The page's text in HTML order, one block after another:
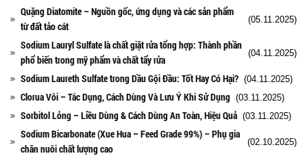
Quặng Diatomite – Nguồn gốc, ứng dụng và các sản phẩm
từ đất tảo cát
(05.11.2025)
Sodium Lauryl Sulfate là chất giặt rửa tổng hợp: Thành phần
phổ biến trong mỹ phẩm và chất tẩy rửa
(04.11.2025)
Sodium Laureth Sulfate trong Dầu Gội Đầu: Tốt Hay Có Hại? (04.11.2025)
Clorua Vôi – Tác Dụng, Cách Dùng Và Lưu Ý Khi Sử Dụng (03.11.2025)
Sorbitol Lỏng – Liều Dùng & Cách Dùng An Toàn, Hiệu Quả (03.11.2025)
Sodium Bicarbonate (Xue Hua – Feed Grade 99%) – Phụ gia
chăn nuôi chất lượng cao
(02.10.2025)